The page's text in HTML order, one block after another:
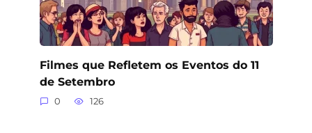
Filmes que Refletem os Eventos do 11
de Setembro
0 126